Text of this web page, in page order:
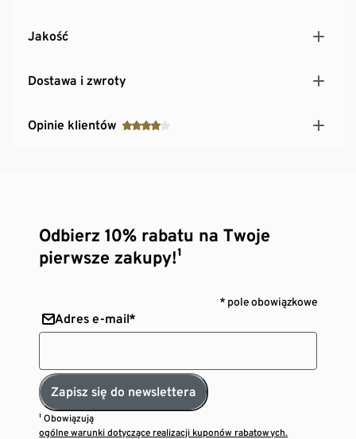
Jakość
Dostawa i zwroty
Opinie klientów
Odbierz 10% rabatu na Twoje
pierwsze zakupy!¹
* pole obowiązkowe
Adres e-mail*
Zapisz się do newslettera
¹ Obowiązują
ogólne warunki dotyczące realizacji kuponów rabatowych.